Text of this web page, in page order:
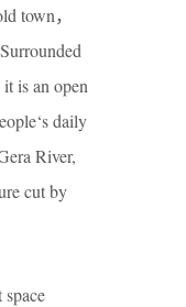
town，
is an open
daily
River,
cut by